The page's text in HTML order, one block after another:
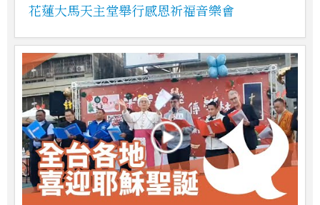
花蓮大馬天主堂舉行感恩祈福音樂會